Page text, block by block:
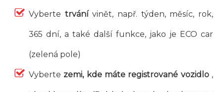
Vyberte trvánívinět, např. týden, měsíc, rok,
365 dní, a také další funkce, jako je ECO car
(zelená pole)
Vyberte zemi, kde máte registrované vozidlo ,